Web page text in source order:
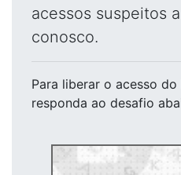
acessos suspeitos
conosco.
Para liberar o acesso do
responda ao desafio